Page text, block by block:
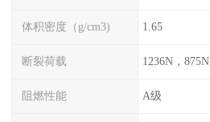
体积密度（g/cm3) 1.65
断裂荷载 1236N，875N
阻燃性能 A级